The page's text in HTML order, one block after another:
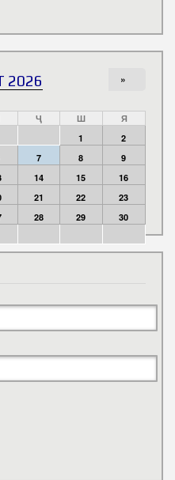
2026 »
Ҷ Ш
Я
1
2
7 8
9
14 15
16
21 22
23
28 29
30